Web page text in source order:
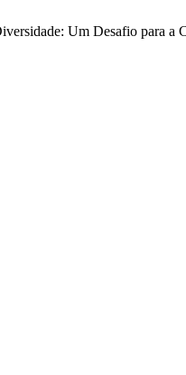
Um Desafio para a